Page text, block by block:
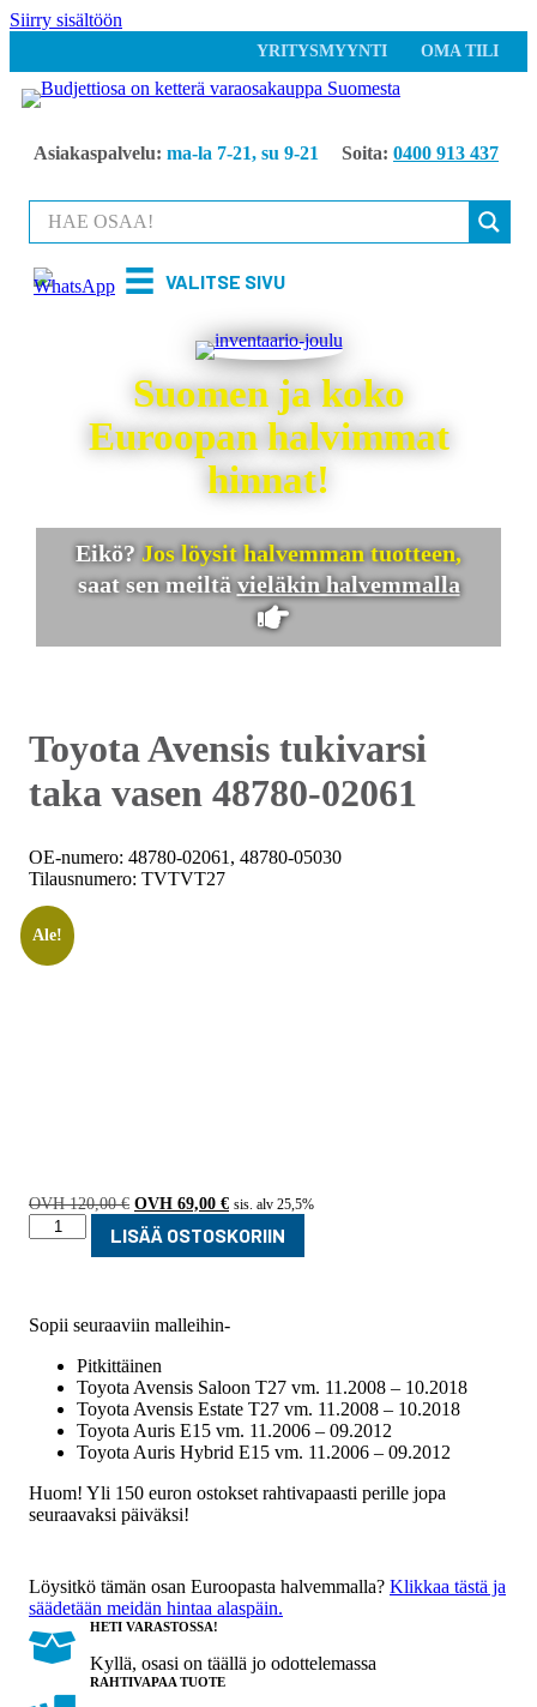
Siirry sisältöön
YRITYSMYYNTI OMA TILI
Asiakaspalvelu: ma-la 7-21, su 9-21 Soita: 0400 913 437
VALITSE SIVU
Suomen ja koko
Euroopan halvimmat
hinnat!
Eikö? Jos löysit halvemman tuotteen,
saat sen meiltävieläkin halvemmalla
Toyota Avensis tukivarsi
taka vasen 48780-02061
OE-numero: 48780-02061, 48780-05030
Tilausnumero: TVTVT27
Ale!
120,00€ Alkuperäinen
hinta
oli:
120,00 €.
69,00 €Nykyinen
on:
69,00 €.
sis. alv 25,5%
Toyota
Avensis
48780-
määrä
LISÄÄ OSTOSKORIIN
Sopii seuraaviin malleihin-
Pitkittäinen
Toyota Avensis Saloon T27 vm. 11.2008 – 10.2018
Toyota Avensis Estate T27 vm. 11.2008 – 10.2018
Toyota Auris E15 vm. 11.2006 – 09.2012
Toyota Auris Hybrid E15 vm. 11.2006 – 09.2012
Huom! Yli 150 euron ostokset rahtivapaasti perille jopa
seuraavaksi päiväksi!
Löysitkö tämän osan Euroopasta halvemmalla? Klikkaa tästä ja
säädetään meidän hintaa alaspäin.
HETI VARASTOSSA!
Kyllä, osasi on täällä jo odottelemassa
RAHTIVAPAA TUOTE